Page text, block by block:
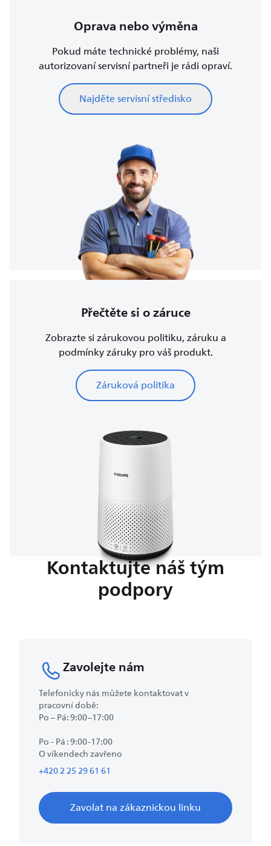
Oprava nebo výměna
Pokud máte technické problémy, naši
autorizovaní servisní partneři je rádi opraví.
Najděte servisní středisko
Přečtěte si o záruce
Zobrazte si zárukovou politiku, záruku a
podmínky záruky pro váš produkt.
Záruková politika
Kontaktujte náš tým
podpory
Zavolejte nám
Telefonicky nás můžete kontaktovat v
pracovní době:
Po – Pá: 9:00–17:00
Po - Pá : 9:00-17:00
O víkendech zavřeno
+420 2 25 29 61 61
Zavolat na zákaznickou linku